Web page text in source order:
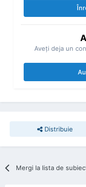
Aveţi deja un
Distribuie
Mergi la lista de